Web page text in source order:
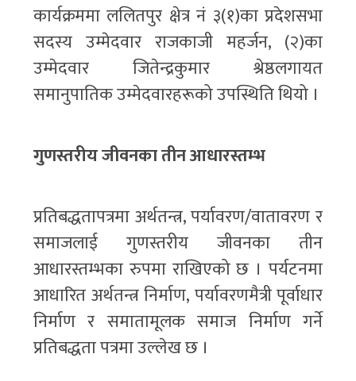
कार्यक्रममा ललितपुर क्षेत्र नं ३(१)का प्रदेशसभा
सदस्य उम्मेदवार राजकाजी महर्जन, (२)का
उम्मेदवार जितेन्द्रकुमार श्रेष्ठलगायत
समानुपातिक उम्मेदवारहरूको उपस्थिति थियो ।
गुणस्तरीय जीवनका तीन आधारस्तम्भ
प्रतिबद्धतापत्रमा अर्थतन्त्र, पर्यावरण/वातावरण र
समाजलाई गुणस्तरीय जीवनका तीन
आधारस्तम्भका रुपमा राखिएको छ । पर्यटनमा
आधारित अर्थतन्त्र निर्माण, पर्यावरणमैत्री पूर्वाधार
निर्माण र समातामूलक समाज निर्माण गर्ने
प्रतिबद्धता पत्रमा उल्लेख छ ।